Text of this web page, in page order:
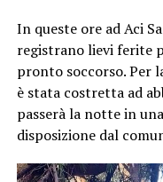
In queste ore ad Aci
registrano lievi ferite
pronto soccorso. Per
è stata costretta ad
passerà la notte in
disposizione dal